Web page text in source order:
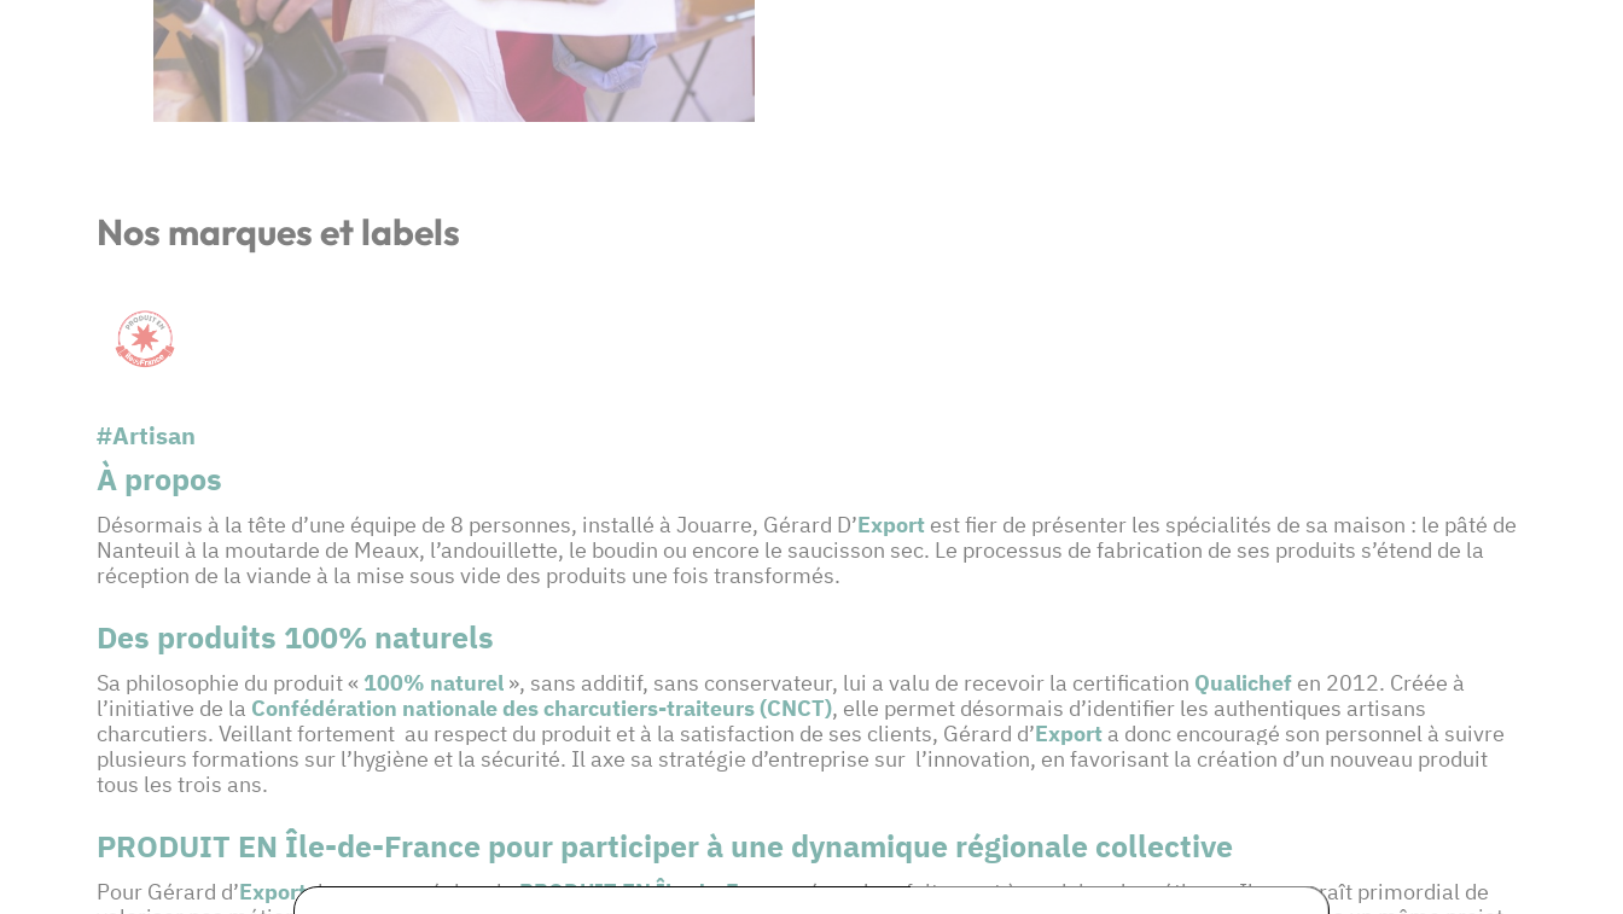
Nos marques et labels
#Artisan
À propos
Désormais à la tête d’une équipe de 8 personnes, installé à Jouarre, Gérard D’Export est fier de présenter les spécialités de sa maison : le pâté de
Nanteuil à la moutarde de Meaux, l’andouillette, le boudin ou encore le saucisson sec. Le processus de fabrication de ses produits s’étend de la
réception de la viande à la mise sous vide des produits une fois transformés.
Des produits 100% naturels
Sa philosophie du produit « 100% naturel », sans additif, sans conservateur, lui a valu de recevoir la certification Qualichef en 2012. Créée à
l’initiative de la Confédération nationale des charcutiers-traiteurs (CNCT), elle permet désormais d’identifier les authentiques artisans
charcutiers. Veillant fortement au respect du produit et à la satisfaction de ses clients, Gérard d’Export a donc encouragé son personnel à suivre
plusieurs formations sur l’hygiène et la sécurité. Il axe sa stratégie d’entreprise sur l’innovation, en favorisant la création d’un nouveau produit
tous les trois ans.
PRODUIT EN Île-de-France pour participer à une dynamique régionale collective
Pour Gérard d’Export, la marque régionalePRODUIT EN Île-de-Francerépond parfaitement à sa vision du métier : « Il me paraît primordial de